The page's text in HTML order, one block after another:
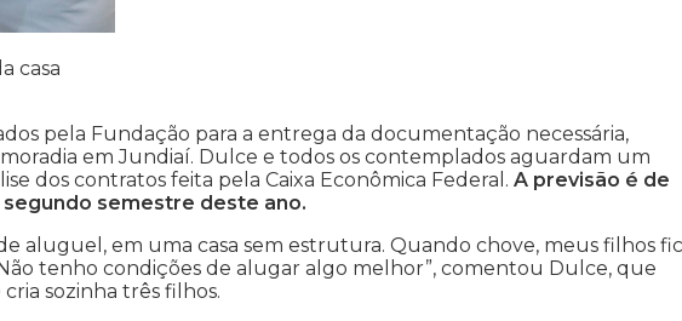
casa
pela Fundação para a entrega da documentação necessária,
em Jundiaí. Dulce e todos os contemplados aguardam um
dos contratos feita pela Caixa Econômica Federal. A previsão é de
semestre deste ano.
aluguel, em uma casa sem estrutura. Quando chove, meus filhos
tenho condições de alugar algo melhor”, comentou Dulce, que
sozinha três filhos.